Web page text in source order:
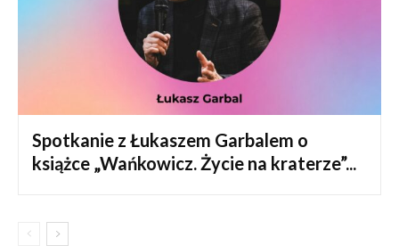
Spotkanie z Łukaszem Garbalem o
książce „Wańkowicz. Życie na kraterze”...